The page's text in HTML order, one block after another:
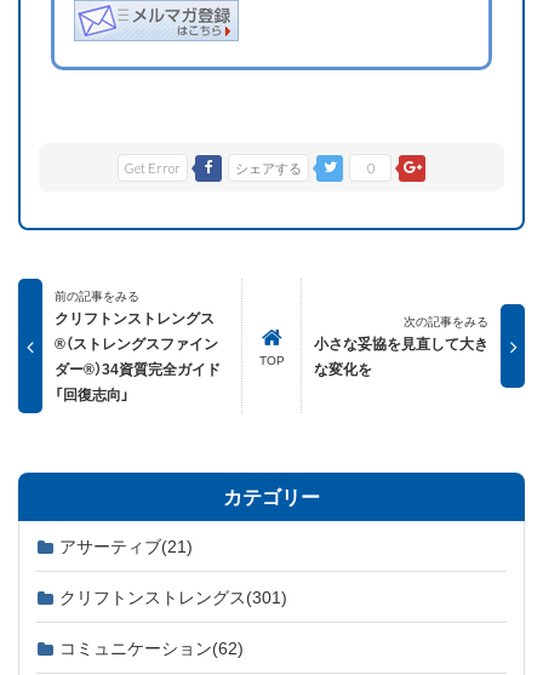
Get Error シェアする 0
前の記事をみる
クリフトンストレングス
®（ストレングスファイン
ダー®）34資質完全ガイド
「回復志向」
TOP
次の記事をみる
小さな妥協を見直して大き
な変化を
カテゴリー
アサーティブ(21)
クリフトンストレングス(301)
コミュニケーション(62)